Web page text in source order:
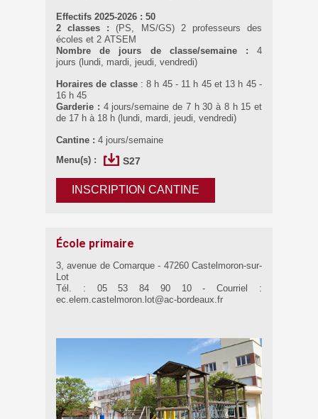
Effectifs 2025-2026 : 50
2 classes : (PS, MS/GS) 2 professeurs des
écoles et 2 ATSEM
Nombre de jours de classe/semaine : 4
jours (lundi, mardi, jeudi, vendredi)
Horaires de classe : 8 h 45 - 11 h 45 et 13 h 45 -
16 h 45
Garderie : 4 jours/semaine de 7 h 30 à 8 h 15 et
de 17 h à 18 h (lundi, mardi, jeudi, vendredi)
Cantine : 4 jours/semaine
Menu(s) :
S27
INSCRIPTION CANTINE
École primaire
3, avenue de Comarque - 47260 Castelmoron-sur-
Lot
Tél. : 05 53 84 90 10 - Courriel :
ec.elem.castelmoron.lot@ac-bordeaux.fr